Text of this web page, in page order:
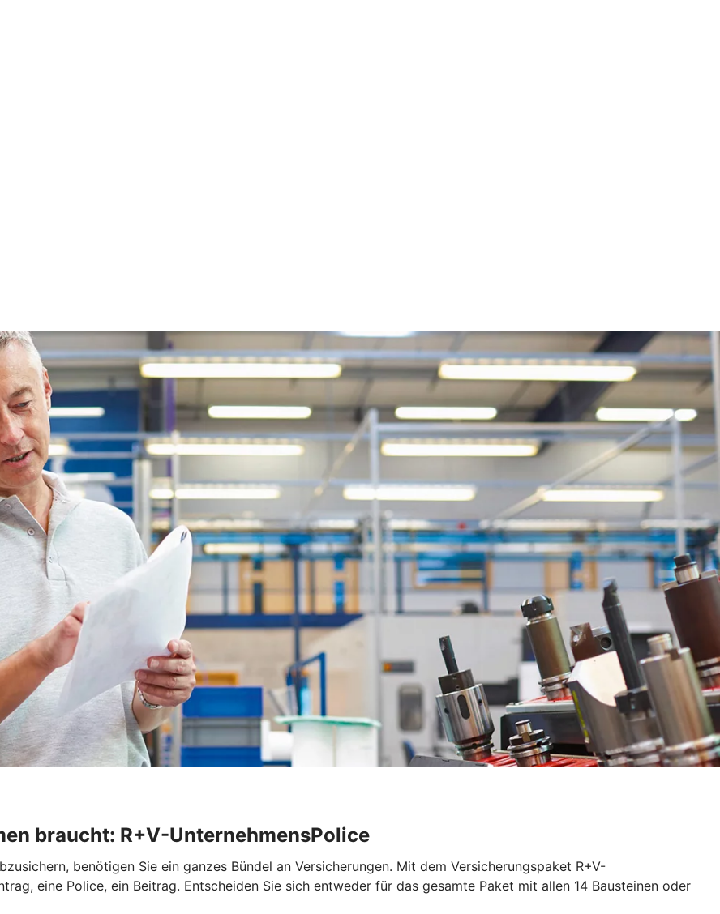
braucht: R+V-UnternehmensPolice
benötigen Sie ein ganzes Bündel an Versicherungen. Mit dem Versicherungspaket R+V-
eine Police, ein Beitrag. Entscheiden Sie sich entweder für das gesamte Paket mit allen 14 Bausteinen oder